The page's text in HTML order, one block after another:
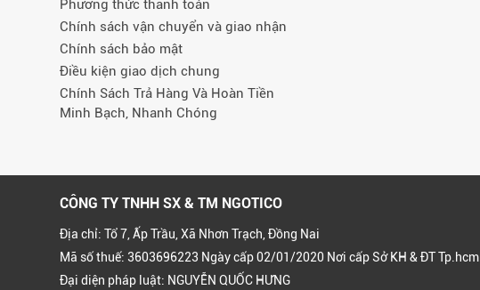
Phương thức thanh toán
Chính sách vận chuyển và giao nhận
Chính sách bảo mật
Điều kiện giao dịch chung
Chính Sách Trả Hàng Và Hoàn Tiền
Minh Bạch, Nhanh Chóng
CÔNG TY TNHH SX & TM NGOTICO
Địa chỉ: Tổ 7, Ấp Trầu, Xã Nhơn Trạch, Đồng Nai
Mã số thuế: 3603696223 Ngày cấp 02/01/2020 Nơi cấp Sở KH & ĐT Tp.hcm
Đại diện pháp luật: NGUYỄN QUỐC HƯNG